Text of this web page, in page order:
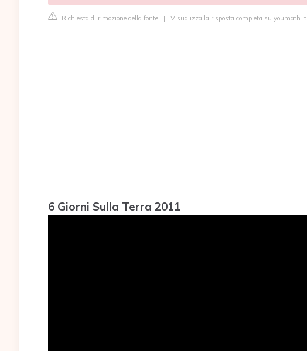
Richiesta di rimozione della fonte | Visualizza la risposta completa su youmath.it
6 Giorni Sulla Terra 2011